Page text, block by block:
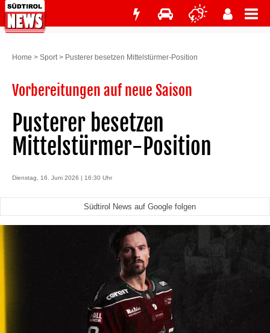
Home > Sport> Pusterer besetzen Mittelstürmer-Position
Vorbereitungen auf neue Saison
Pusterer besetzen
Mittelstürmer-Position
Dienstag, 16. Juni 2026 | 16:30 Uhr
Südtirol News auf Google folgen